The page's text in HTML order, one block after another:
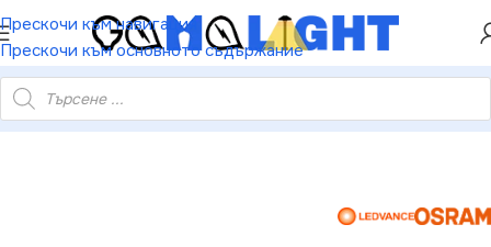
Прескочи към навигация
Прескочи към основното съдържание
НАМАЛЕНИЕ ОТ 5%
ТЯЛО DL SLIM GEN2 DN155 12W/3000K WT IP20